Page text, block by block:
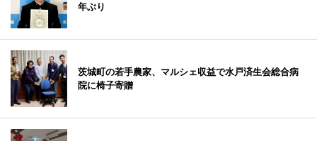
年ぶり
茨城町の若手農家、マルシェ収益で水戸済生会総合病
院に椅子寄贈